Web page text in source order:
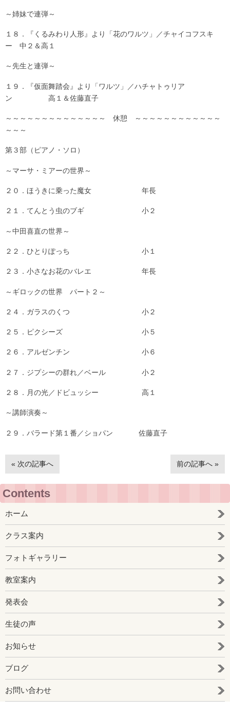
～姉妹で連弾～
１８．『くるみわり人形』より「花のワルツ」／チャイコフスキ
ー 中２＆高１
～先生と連弾～
１９．『仮面舞踏会』より「ワルツ」／ハチャトゥリア
ン 高１＆佐藤直子
～～～～～～～～～～～～～～ 休憩 ～～～～～～～～～～～～
～～～
第３部（ピアノ・ソロ）
～マーサ・ミアーの世界～
２０．ほうきに乗った魔女 年長
２１．てんとう虫のブギ 小２
～中田喜直の世界～
２２．ひとりぽっち 小１
２３．小さなお花のバレエ 年長
～ギロックの世界 パート２～
２４．ガラスのくつ 小２
２５．ピクシーズ 小５
２６．アルゼンチン 小６
２７．ジプシーの群れ／ベール 小２
２８．月の光／ドビュッシー 高１
～講師演奏～
２９．バラード第１番／ショパン 佐藤直子
« 次の記事へ 前の記事へ »
Contents
ホーム
クラス案内
フォトギャラリー
教室案内
発表会
生徒の声
お知らせ
ブログ
お問い合わせ